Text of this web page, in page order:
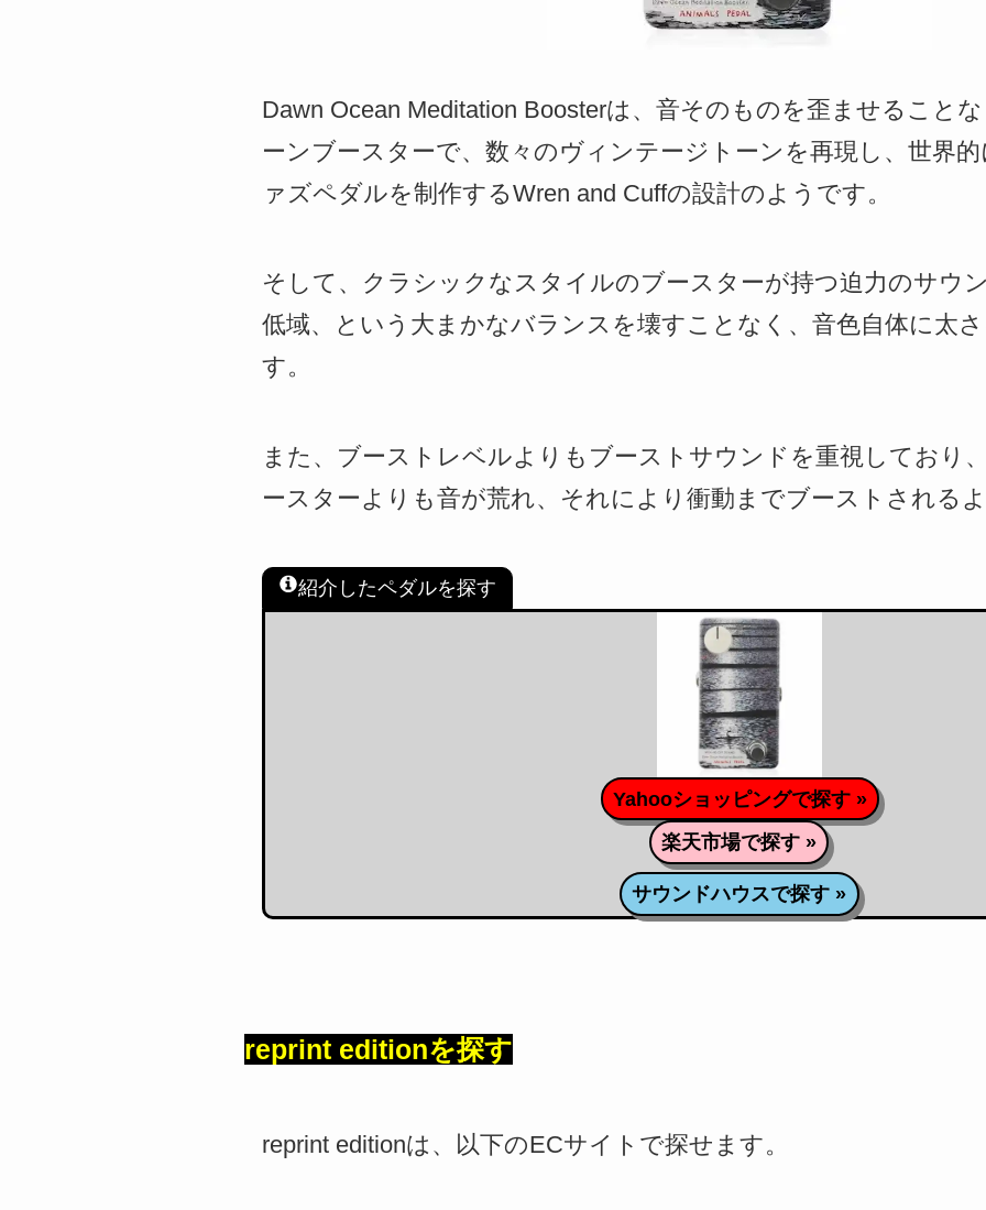
Dawn Ocean Meditation Boosterは、音そのものを歪ませること
ーンブースターで、数々のヴィンテージトーンを再現し、世界
ァズペダルを制作するWren and Cuffの設計のようです。
そして、クラシックなスタイルのブースターが持つ迫力のサウン
低域、という大まかなバランスを壊すことなく、音色自体に太
す。
また、ブーストレベルよりもブーストサウンドを重視しており
ースターよりも音が荒れ、それにより衝動までブーストされるよ
紹介したペダルを探す
Yahooショッピングで探す »
楽天市場で探す »
サウンドハウスで探す »
reprint editionを探す
reprint editionは、以下のECサイトで探せます。